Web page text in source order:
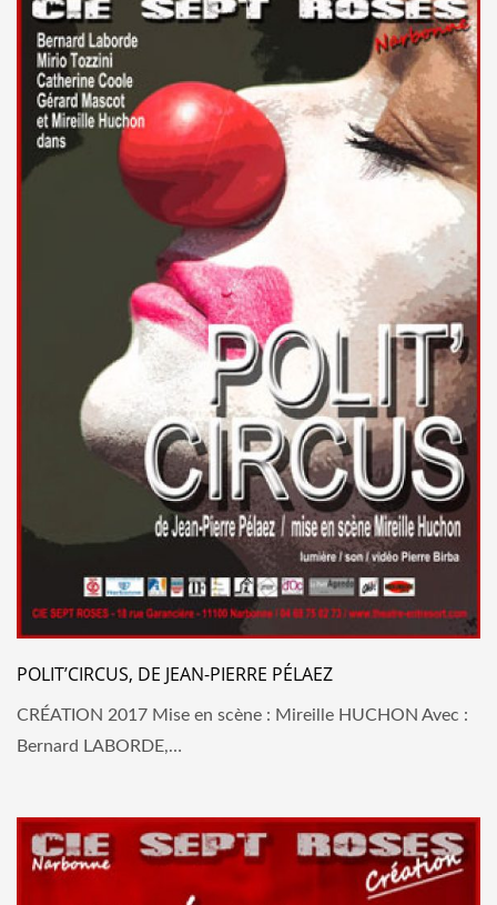
POLIT’CIRCUS, DE JEAN-PIERRE PÉLAEZ
CRÉATION 2017 Mise en scène : Mireille HUCHON Avec :
Bernard LABORDE,…